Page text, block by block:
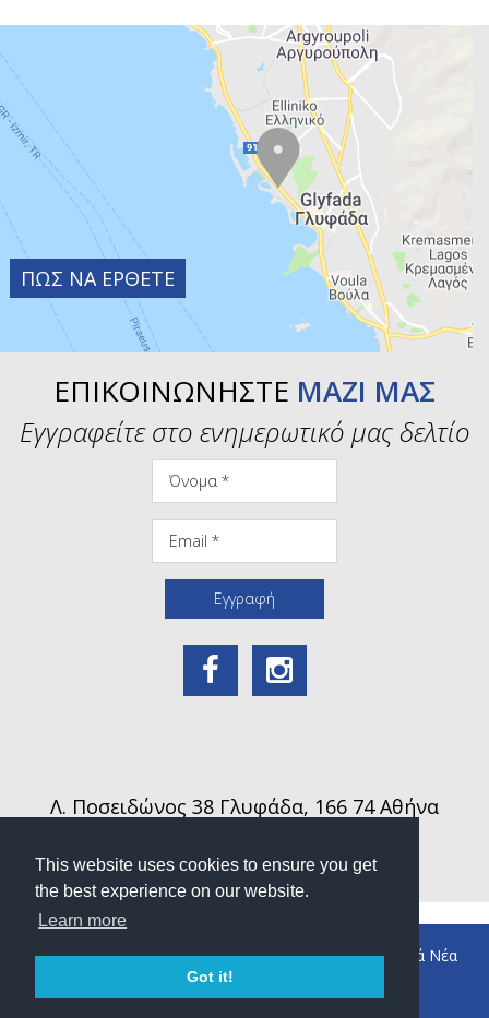
This website uses cookies to ensure you get
the best experience on our website.
Learn more
Got it!
ΠΩΣ ΝΑ ΕΡΘΕΤΕ
ΕΠΙΚΟΙΝΩΝΗΣΤΕ ΜΑΖΙ ΜΑΣ
Εγγραφείτε στο ενημερωτικό μας δελτίο
Όνομα
Email
Εγγραφή
Λ. Ποσειδώνος 38 Γλυφάδα, 166 74 Αθήνα
Φαξ. (+30) 210 894 4070
Email:info@londonhotel.gr
Διαμονή ΓΑΣΤΡΟΝΟΜΙΑ Προσφορές
Εταιρικά Νέα
Επικοινωνία